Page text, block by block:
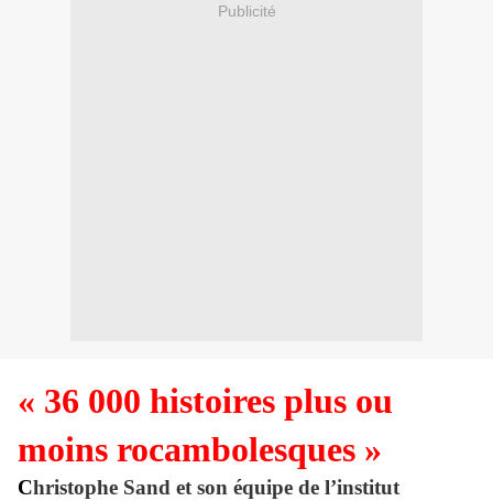
Publicité
« 36 000 histoires plus ou
moins rocambolesques »
Christophe Sand et son équipe de l’institut